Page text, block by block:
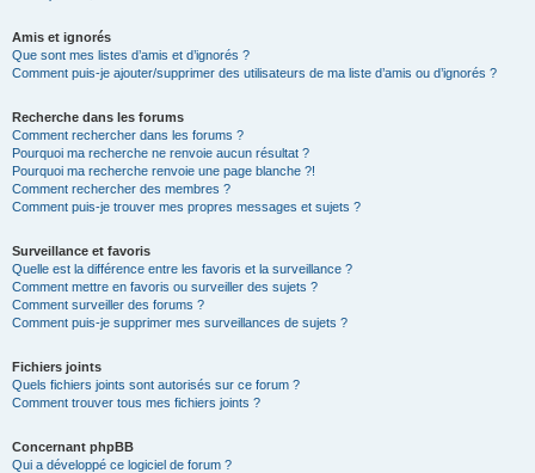
Amis et ignorés
Que sont mes listes d’amis et d’ignorés ?
Comment puis-je ajouter/supprimer des utilisateurs de ma liste d’amis ou d’ignorés ?
Recherche dans les forums
Comment rechercher dans les forums ?
Pourquoi ma recherche ne renvoie aucun résultat ?
Pourquoi ma recherche renvoie une page blanche ?!
Comment rechercher des membres ?
Comment puis-je trouver mes propres messages et sujets ?
Surveillance et favoris
Quelle est la différence entre les favoris et la surveillance ?
Comment mettre en favoris ou surveiller des sujets ?
Comment surveiller des forums ?
Comment puis-je supprimer mes surveillances de sujets ?
Fichiers joints
Quels fichiers joints sont autorisés sur ce forum ?
Comment trouver tous mes fichiers joints ?
Concernant phpBB
Qui a développé ce logiciel de forum ?